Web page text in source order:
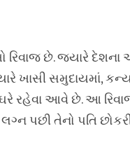
છે. જ્યારે દેશના
ખાસી સમુદાયમાં,
રહેવા આવે છે. આ
પછી તેનો પતિ